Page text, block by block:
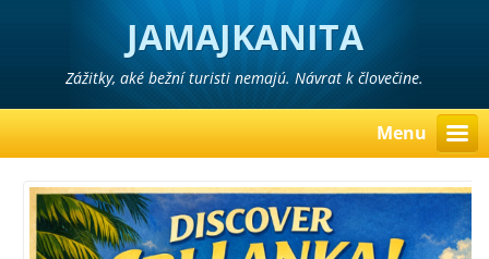
JAMAJKANITA
Zážitky, aké bežní turisti nemajú. Návrat k človečine.
Menu